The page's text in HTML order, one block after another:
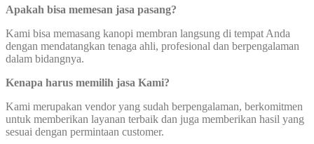
Apakah bisa memesan jasa pasang?
Kami bisa memasang kanopi membran langsung di tempat Anda
dengan mendatangkan tenaga ahli, profesional dan berpengalaman
dalam bidangnya.
Kenapa harus memilih jasa Kami?
Kami merupakan vendor yang sudah berpengalaman, berkomitmen
untuk memberikan layanan terbaik dan juga memberikan hasil yang
sesuai dengan permintaan customer.